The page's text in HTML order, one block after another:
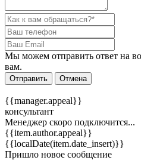
Мы можем отправить ответ на
вам.
Отправить Отмена
{{manager.appeal}}
консультант
Менеджер скоро подключится...
{{item.author.appeal}}
{{localDate(item.date_insert)}}
Пришло новое сообщение